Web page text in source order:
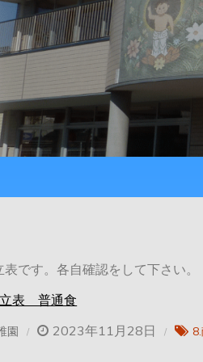
表です。各自確認をして下さい。
表 普通食
園 2023年11月28日